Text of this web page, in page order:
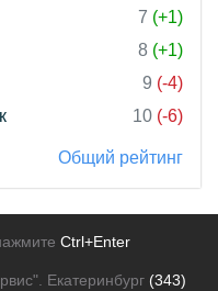
7 (+1)
8 (+1)
9 (-4)
10 (-6)
Общий рейтинг
Ctrl+Enter
Екатеринбург (343)